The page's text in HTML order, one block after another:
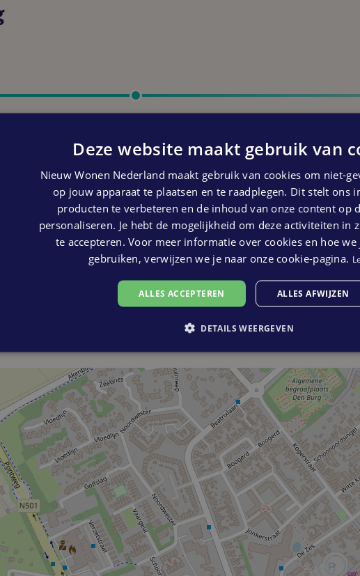
Er kunnen geen rechten ontleend worden aan
Deze website maakt gebruik van
Nieuw Wonen Nederland maakt gebruik van cookies om niet-
op jouw apparaat te plaatsen en te raadplegen. Dit stelt ons
producten te verbeteren en de inhoud van onze content op
personaliseren. Je hebt de mogelijkheid om deze activiteiten in
te accepteren. Voor meer informatie over cookies en hoe we
gebruiken, verwijzen we je naar onze cookie-pagina.
ALLES ACCEPTEREN ALLES AFWIJZEN
DETAILS WEERGEVEN